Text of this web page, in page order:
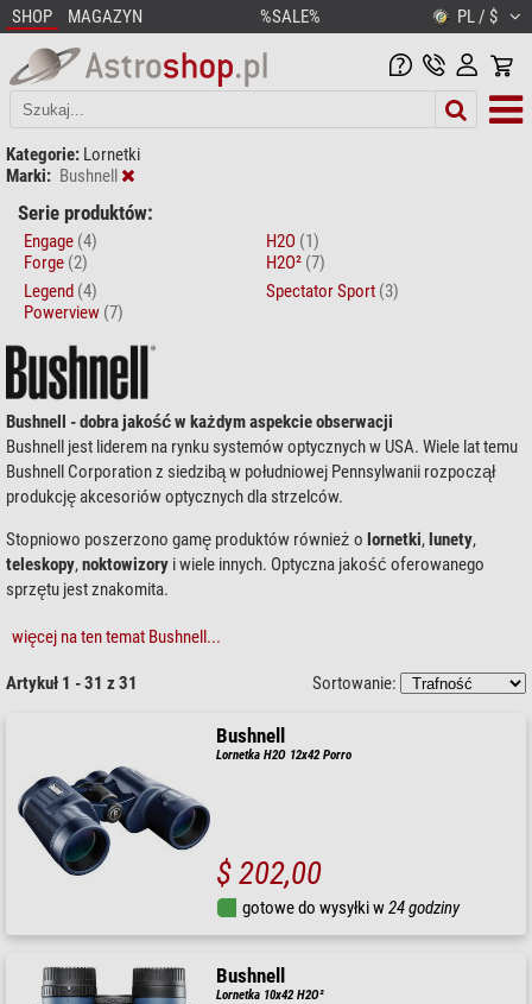
SHOP MAGAZYN %SALE% PL / $
Kategorie: Lornetki
Marki: Bushnell
Serie produktów:
Engage (4)
Forge (2)
H2O (1)
H2O² (7)
Legend (4)
Powerview (7)
Spectator Sport (3)
Bushnell - dobra jakość w każdym aspekcie obserwacji
Bushnell jest liderem na rynku systemów optycznych w USA. Wiele lat temu
Bushnell Corporation z siedzibą w południowej Pennsylwanii rozpoczął
produkcję akcesoriów optycznych dla strzelców.
Stopniowo poszerzono gamę produktów również o lornetki,lunety,
teleskopy,noktowizory i wiele innych. Optyczna jakość oferowanego
sprzętu jest znakomita.
więcej na ten temat Bushnell...
Artykuł 1 - 31 z 31 Sortowanie:
Bushnell
Lornetka H2O 12x42 Porro
$ 202,00
gotowe do wysyłki w24 godziny
Bushnell
Lornetka 10x42 H2O²